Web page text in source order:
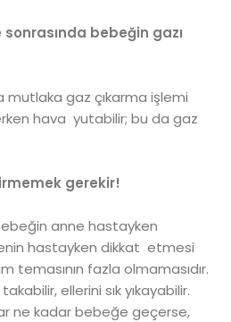
sonrasında bebeğin gazı
mutlaka gaz çıkarma işlemi
hava yutabilir; bu da gaz
gerekir!
anne hastayken
hastayken dikkat etmesi
temasının fazla olmamasıdır.
ellerini sık yıkayabilir.
ne kadar bebeğe geçerse,